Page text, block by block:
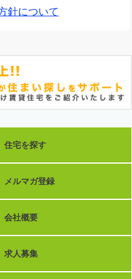
針について
住宅を探す
メルマガ登録
会社概要
求人募集